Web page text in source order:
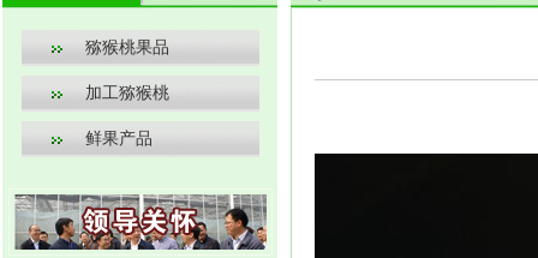
猕猴桃果品
加工猕猴桃
鲜果产品